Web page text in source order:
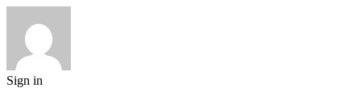
Sign in